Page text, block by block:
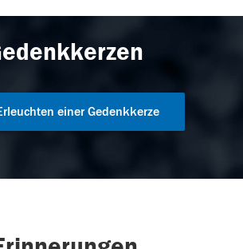
einer Gedenkkerze